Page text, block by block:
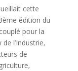
cette
édition du
pour la
l’Industrie,
de